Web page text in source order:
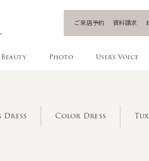
Beauty Photo User's Voice
ご来店予約 資料請求
Dress Color Dress